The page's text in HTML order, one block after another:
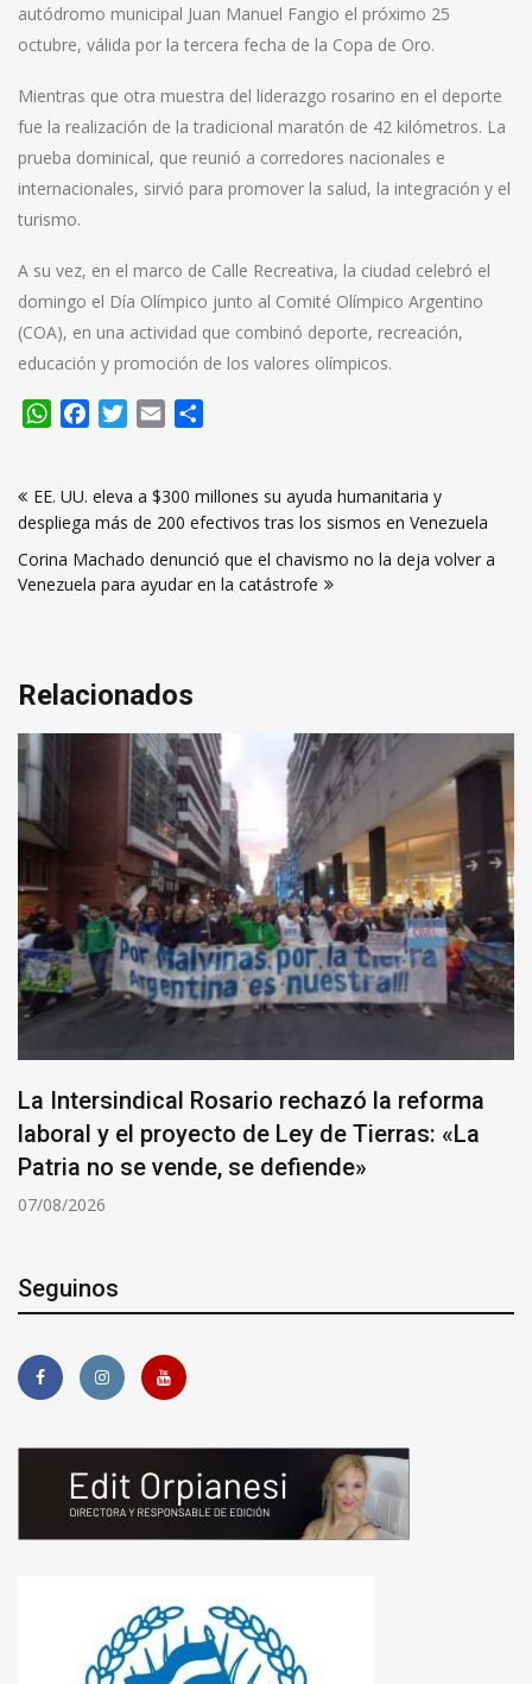
autódromo municipal Juan Manuel Fangio el próximo 25
octubre, válida por la tercera fecha de la Copa de Oro.
Mientras que otra muestra del liderazgo rosarino en el deporte
fue la realización de la tradicional maratón de 42 kilómetros. La
prueba dominical, que reunió a corredores nacionales e
internacionales, sirvió para promover la salud, la integración y el
turismo.
A su vez, en el marco de Calle Recreativa, la ciudad celebró el
domingo el Día Olímpico junto al Comité Olímpico Argentino
(COA), en una actividad que combinó deporte, recreación,
educación y promoción de los valores olímpicos.
WhatsApp
FacebookTwitter
Email
de
entradas
EE. UU. eleva a $300 millones su ayuda humanitaria y
despliega más de 200 efectivos tras los sismos en Venezuela
Corina Machado denunció que el chavismo no la deja volver a
Venezuela para ayudar en la catástrofe
Relacionados
La Intersindical Rosario rechazó la reforma
laboral y el proyecto de Ley de Tierras: «La
Patria no se vende, se defiende»
07/08/2026
Seguinos